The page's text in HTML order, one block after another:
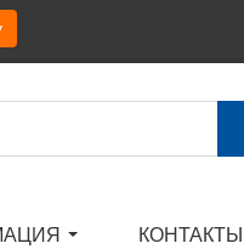
КОНТАКТЫ